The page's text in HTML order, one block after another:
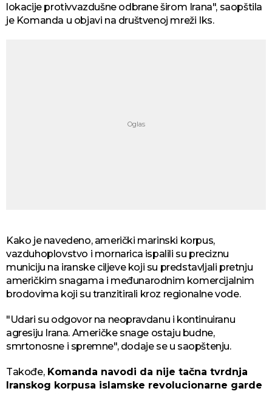
lokacije protivvazdušne odbrane širom Irana", saopštila
je Komanda u objavi na društvenoj mreži Iks.
Kako je navedeno, američki marinski korpus,
vazduhoplovstvo i mornarica ispalili su preciznu
municiju na iranske ciljeve koji su predstavljali pretnju
američkim snagama i međunarodnim komercijalnim
brodovima koji su tranzitirali kroz regionalne vode.
"Udari su odgovor na neopravdanu i kontinuiranu
agresiju Irana. Američke snage ostaju budne,
smrtonosne i spremne", dodaje se u saopštenju.
Takođe,Komanda navodi da nije tačna tvrdnja
Iranskog korpusa islamske revolucionarne garde